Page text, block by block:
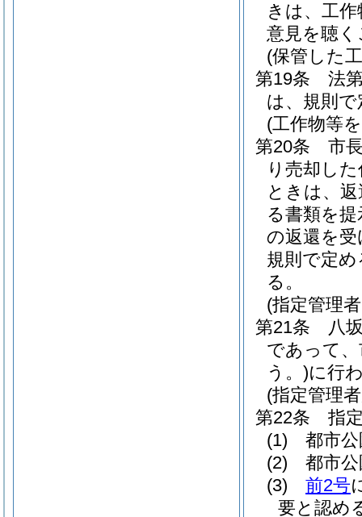
きは、工
意見を聴
(保管した
第19条
法
は、規則
(工作物等
第20条
市
り売却し
ときは、
る書類を
の返還を
規則で定
る。
(指定管理
第21条
八
であって
う。)に行
(指定管理
第22条
指
(1)
都市
(2)
都市
(3)
前2号
要と認め